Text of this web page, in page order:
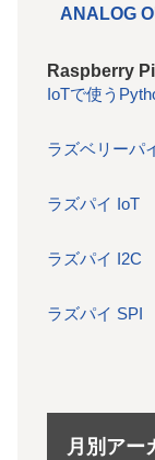
ANALOG
Raspberry
IoTで使う
ラズベリーパ
ラズパイ IoT
ラズパイ I2C
ラズパイ SPI
月別アー